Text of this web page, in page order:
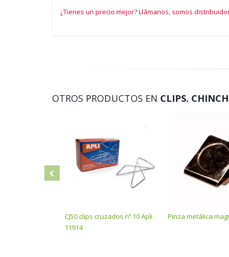
¿Tienes un precio mejor? Llámanos, somos
OTROS PRODUCTOS EN CLIPS.
CJ50 clips cruzados nº 10 Apli
11914
Pinza metálica